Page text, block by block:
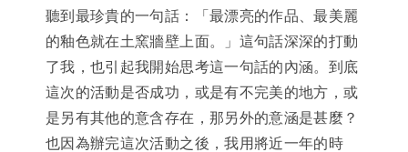
聽到最珍貴的一句話：「最漂亮的作品、最美麗
的釉色就在土窯牆壁上面。」這句話深深的打動
了我，也引起我開始思考這一句話的內涵。到底
這次的活動是否成功，或是有不完美的地方，或
是另有其他的意含存在，那另外的意涵是甚麼？
也因為辦完這次活動之後，我用將近一年的時